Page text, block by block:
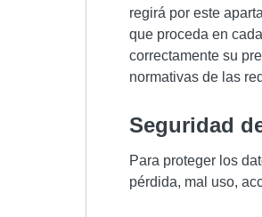
regirá por este
que proceda en
correctamente su
normativas de las
seguridad
Para proteger los
pérdida, mal uso,